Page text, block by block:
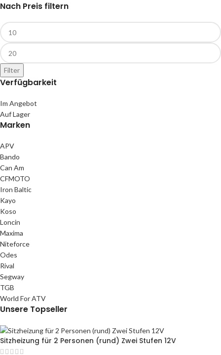
Nach Preis filtern
Filter
Verfügbarkeit
Im Angebot
Auf Lager
Marken
APV
Bando
Can Am
CFMOTO
Iron Baltic
Kayo
Koso
Loncin
Maxima
Niteforce
Odes
Rival
Segway
TGB
World For ATV
Unsere Topseller
Sitzheizung für 2 Personen (rund) Zwei Stufen 12V